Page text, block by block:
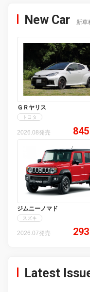
New Car 新車
ＧＲヤリス
トヨタ
2026.08発売 845
ジムニーノマド
スズキ
2026.07発売 293
Latest